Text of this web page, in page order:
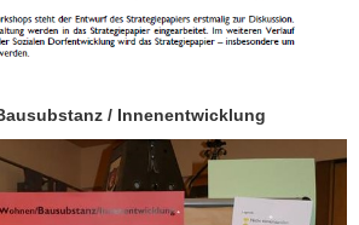
/ Innenentwicklung